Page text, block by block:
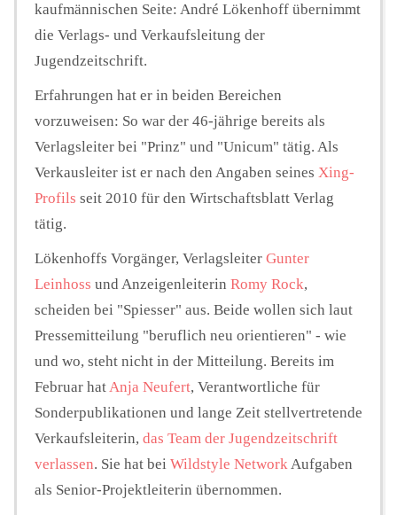
kaufmännischen Seite: André Lökenhoff übernimmt
die Verlags- und Verkaufsleitung der
Jugendzeitschrift.
Erfahrungen hat er in beiden Bereichen
vorzuweisen: So war der 46-jährige bereits als
Verlagsleiter bei "Prinz" und "Unicum" tätig. Als
Verkausleiter ist er nach den Angaben seines Xing-
Profils seit 2010 für den Wirtschaftsblatt Verlag
tätig.
Lökenhoffs Vorgänger, Verlagsleiter Gunter
Leinhoss und Anzeigenleiterin Romy Rock,
scheiden bei "Spiesser" aus. Beide wollen sich laut
Pressemitteilung "beruflich neu orientieren" - wie
und wo, steht nicht in der Mitteilung. Bereits im
Februar hatAnja Neufert, Verantwortliche für
Sonderpublikationen und lange Zeit stellvertretende
Verkaufsleiterin, das Team der Jugendzeitschrift
verlassen. Sie hat bei Wildstyle NetworkAufgaben
als Senior-Projektleiterin übernommen.